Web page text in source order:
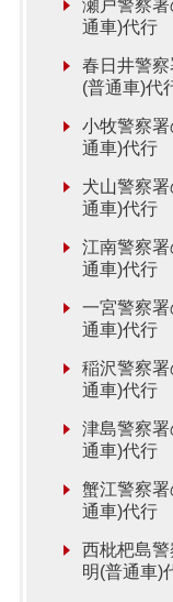
瀬戸警察
通車)代行
春日井警
(普通車)代
小牧警察
通車)代行
犬山警察
通車)代行
江南警察
通車)代行
一宮警察
通車)代行
稲沢警察
通車)代行
津島警察
通車)代行
蟹江警察
通車)代行
西枇杷島
明(普通車)